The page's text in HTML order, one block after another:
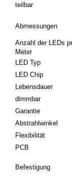
teilbar
Abmessungen
Anzahl der LEDs
Meter
LED Typ
LED Chip
Lebensdauer
dimmbar
Garantie
Abstrahlwinkel
Flexibilität
PCB
Befestigung